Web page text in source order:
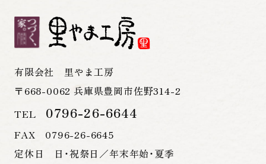
有限会社 里やま工房
〒668-0062 兵庫県豊岡市佐野314-2
TEL 0796-26-6644
FAX 0796-26-6645
定休日 日・祝祭日／年末年始・夏季